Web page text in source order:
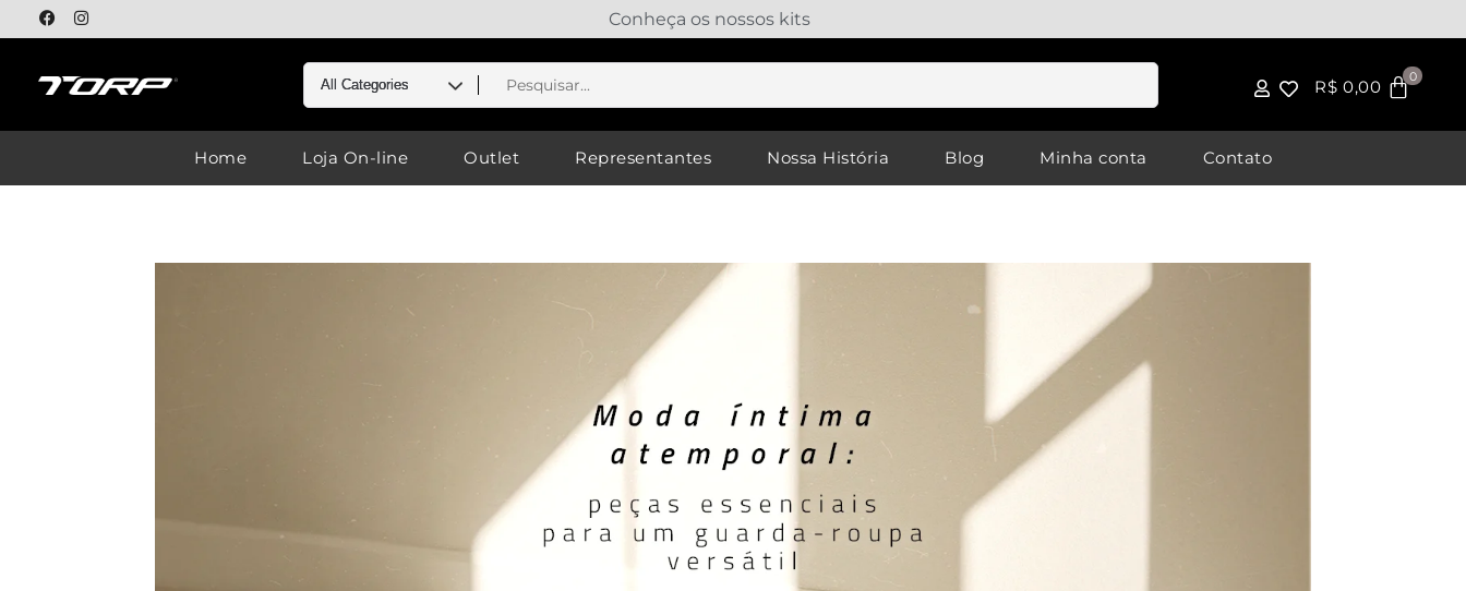
Conheça os nossos kitse
R$ 0,00
Home Loja On-line Outlet Representantes Nossa História Blog Minha conta Contato